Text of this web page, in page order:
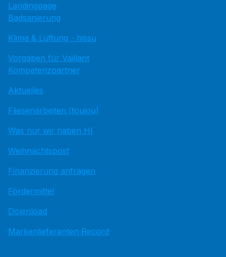
Landingpage
Badsanierung
Klima & Lüftung - hissu
Vorgaben für Vaillant
Kompetenzpartner
Aktuelles
Fliesenarbeiten (toujou)
Was nur wir haben HI
Weihnachtspost
Finanzierung anfragen
Fördermittel
Download
Markenlieferanten Record